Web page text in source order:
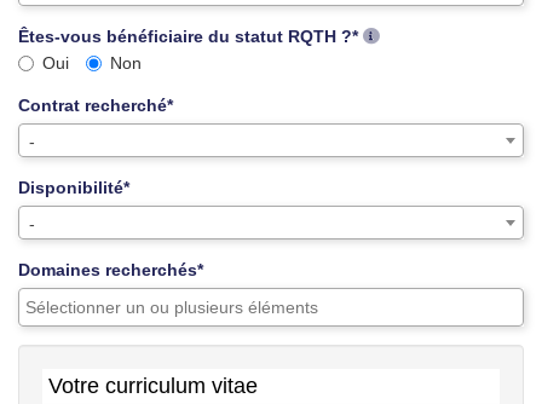
Êtes-vous bénéficiaire du statut RQTH ?*
Oui
Non
Contrat recherché*
-
Disponibilité*
-
Domaines recherchés*
Votre curriculum vitae